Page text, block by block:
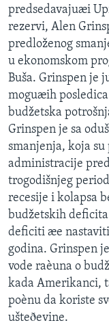
MEDICINA
KULTURA
DRUŠTVO
SPORT
INTERVJU
Jezici
predsedavajuæi
rezervi, Alen
predloženog
u ekonomskom
Buša. Grinspen je
moguæih
budžetska
Grinspen je sa
smanjenja, koja su
administracije
trogodišnjeg
recesije i kolapsa
budžetskih
deficiti æe
godina. Grinspen
vode raèuna o
kada Amerikanci,
poènu da koriste
ušteðevine.